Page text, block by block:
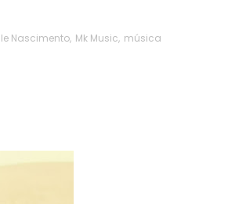
Nascimento, Mk Music, música